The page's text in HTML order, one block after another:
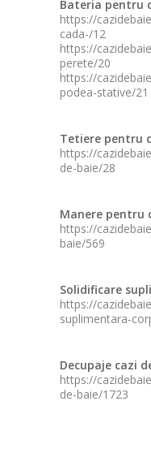
Bateria pentru
https://
cada-/12
https://
perete/20
https://
podea-stative/21
Tetiere pentru
https://
de-baie/28
Manere pentru
https://
baie/569
Solidificare
https://
suplimentara-
Decupaje cazi
https://
de-baie/1723